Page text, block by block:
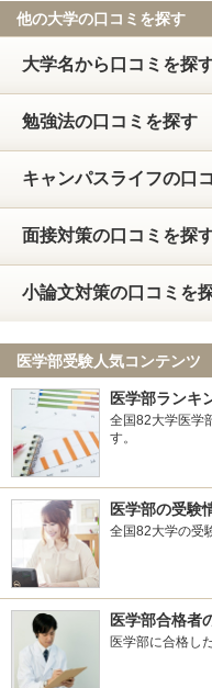
他の大学の口コミを探す
大学名から口コミを探
勉強法の口コミを探す
キャンパスライフの口
面接対策の口コミを探
小論文対策の口コミを
医学部受験人気コンテンツ
医学部ランキ
全国82大学医学
す。
医学部の受験
全国82大学の受
医学部合格者
医学部に合格し